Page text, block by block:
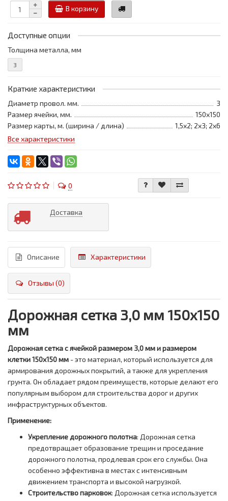
В корзину
Доступные опции
Толщина металла, мм
3
Краткие характеристики
Диаметр провол. мм.
3
Размер ячейки, мм.
150х150
Размер карты, м. (ширина / длина)
1,5х2; 2х3; 2х6
Все характеристики
0
Доставка
Описание Характеристики
Отзывы (0)
Дорожная сетка 3,0 мм 150х150
мм
Дорожная сетка с ячейкой размером 3,0 мм и размером
клетки 150х150 мм - это материал, который используется для
армирования дорожных покрытий, а также для укрепления
грунта. Он обладает рядом преимуществ, которые делают его
популярным выбором для строительства дорог и других
инфраструктурных объектов.
Применение:
Укрепление дорожного полотна: Дорожная сетка
предотвращает образование трещин и проседание
дорожного полотна, продлевая срок его службы. Она
особенно эффективна в местах с интенсивным
движением транспорта и высокой нагрузкой.
Строительство парковок: Дорожная сетка используется